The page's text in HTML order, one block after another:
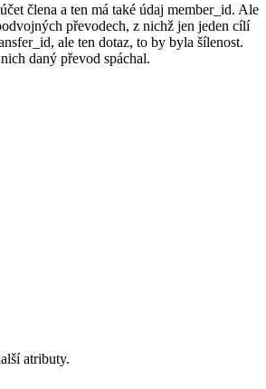
člena a ten má také údaj member_id. Ale
převodech, z nichž jen jeden cílí
ale ten dotaz, to by byla šílenost.
daný převod spáchal.
atributy.